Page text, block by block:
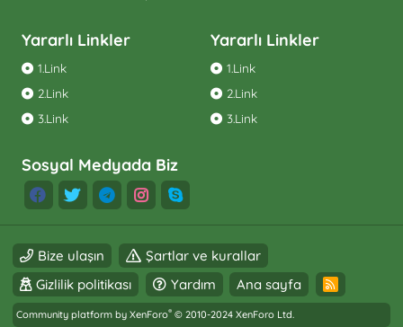
Yararlı Linkler
1.Link
2.Link
3.Link
Yararlı Linkler
1.Link
2.Link
3.Link
Sosyal Medyada Biz
Bize ulaşın
Şartlar ve kurallar
Gizlilik politikası
Yardım Ana sayfa
S
Community platform by XenForo® © 2010-2024 XenForo Ltd.